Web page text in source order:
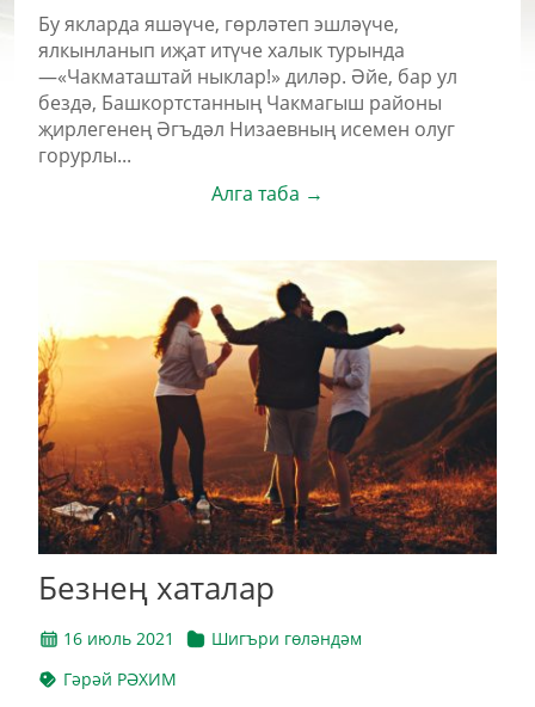
Бу якларда яшәүче, гөрләтеп эшләүче,
ялкынланып иҗат итүче халык турында
—«Чакматаштай ныклар!» диләр. Әйе, бар ул
бездә, Башкортстанның Чакмагыш районы
җирлегенең Әгъдәл Низаевның исемен олуг
горурлы...
Алга таба →
Безнең хаталар
16 июль 2021
Шигъри гөләндәм
Гәрәй РӘХИМ